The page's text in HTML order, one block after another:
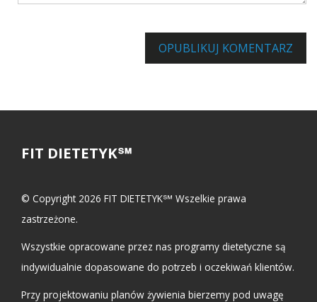
OPUBLIKUJ KOMENTARZ
FIT DIETETYK℠
© Copyright 2026 FIT DIETETYK℠ Wszelkie prawa
zastrzeżone.
Wszystkie opracowane przez nas programy dietetyczne są
indywidualnie dopasowane do potrzeb i oczekiwań klientów.
Przy projektowaniu planów żywienia bierzemy pod uwagę